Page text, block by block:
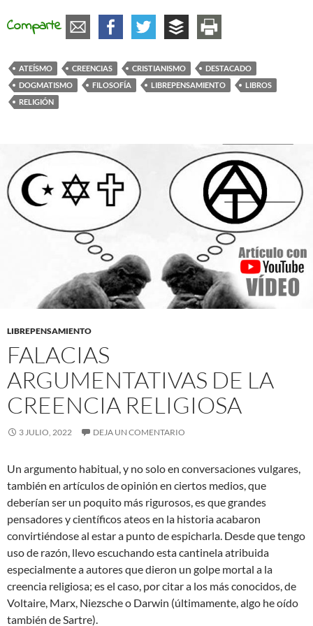
Comparte
ATEÍSMO CREENCIAS CRISTIANISMO
DESTACADO
DOGMATISMO
FILOSOFÍA LIBREPENSAMIENTO
LIBROS
RELIGIÓN
LIBREPENSAMIENTO
FALACIAS
ARGUMENTATIVAS DE LA
CREENCIA RELIGIOSA
3 JULIO, 2022 DEJA UN COMENTARIO
Un argumento habitual, y no solo en conversaciones vulgares,
también en artículos de opinión en ciertos medios, que
deberían ser un poquito más rigurosos, es que grandes
pensadores y científicos ateos en la historia acabaron
convirtiéndose al estar a punto de espicharla. Desde que tengo
uso de razón, llevo escuchando esta cantinela atribuida
especialmente a autores que dieron un golpe mortal a la
creencia religiosa; es el caso, por citar a los más conocidos, de
Voltaire, Marx, Niezsche o Darwin (últimamente, algo he oído
también de Sartre).